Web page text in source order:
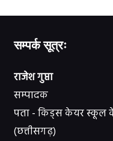
सम्पर्क सूत्रः
राजेश गुप्ता
सम्पादक
पता - किड्स केयर स्कूल के
(छत्तीसगढ़)